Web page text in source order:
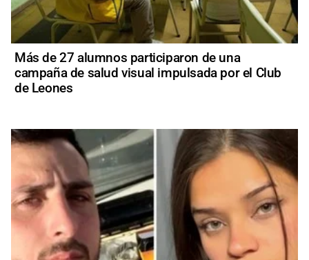
Más de 27 alumnos participaron de una
campaña de salud visual impulsada por el Club
de Leones